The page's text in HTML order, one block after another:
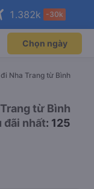
Mở app
Mở app
1.382k -30k
Chọn ngày
Nha Trang từ Bình
từ Bình
đãi nhất: 125